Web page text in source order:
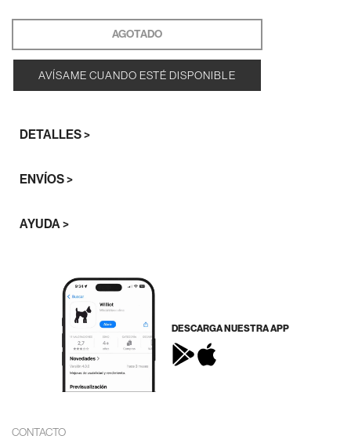
AGOTADO
AVÍSAME CUANDO ESTÉ DISPONIBLE
DETALLES >
ENVÍOS >
AYUDA >
DESCARGA NUESTRA APP
CONTACTO